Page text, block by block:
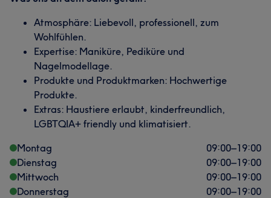
Atmosphäre: Liebevoll, professionell, zum
Wohlfühlen.
Expertise: Maniküre, Pediküre und
Nagelmodellage.
Produkte und Produktmarken: Hochwertige
Produkte.
Extras: Haustiere erlaubt, kinderfreundlich,
LGBTQIA+ friendly und klimatisiert.
Montag
09:00–19:00
Dienstag
09:00–19:00
Mittwoch
09:00–19:00
Donnerstag
09:00–19:00